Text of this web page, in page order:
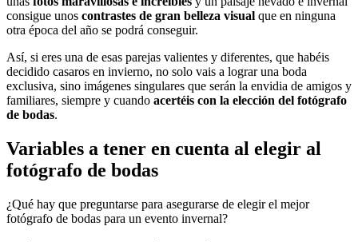
consigue unos contrastes de gran belleza visual que en ninguna
otra época del año se podrá conseguir.
Así, si eres una de esas parejas valientes y diferentes, que habéis
decidido casaros en invierno, no solo vais a lograr una boda
exclusiva, sino imágenes singulares que serán la envidia de amigos y
familiares, siempre y cuando acertéis con la elección del fotógrafo
de bodas.
Variables a tener en cuenta al elegir al
fotógrafo de bodas
¿Qué hay que preguntarse para asegurarse de elegir el mejor
fotógrafo de bodas para un evento invernal?